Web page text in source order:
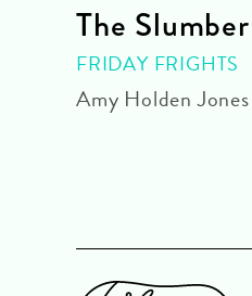
The
FRIDAY FRIGHTS
Amy Holden